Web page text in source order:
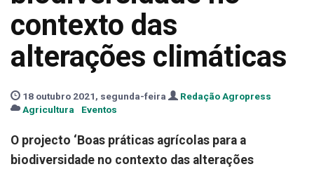
contexto das
alterações climáticas
18 outubro 2021, segunda-feira
Redação Agropress
Agricultura
Eventos
O projecto ‘Boas práticas agrícolas para a
biodiversidade no contexto das alterações